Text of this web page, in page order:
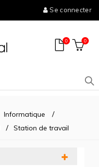
Se connecter
0 0
Informatique
Station de travail